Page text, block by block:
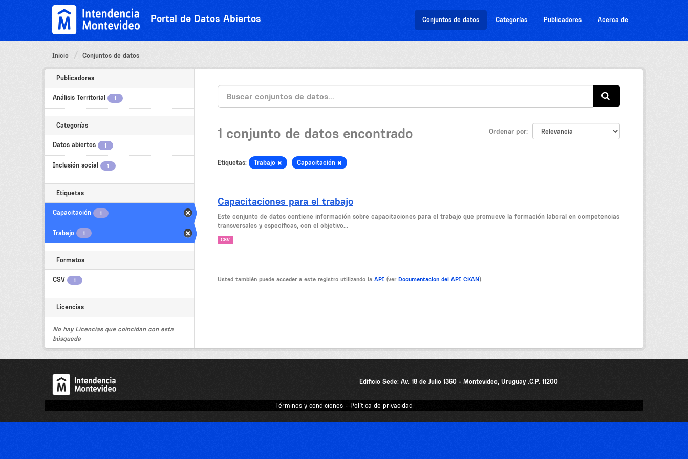
Portal de Datos Abiertos Conjuntos de datos Categorías Publicadores Acerca de
Inicio Conjuntos de datos
Publicadores
Análisis Territorial 1
Categorías
Datos abiertos 1
Inclusión social 1
Etiquetas
Capacitación 1
Trabajo 1
Formatos
CSV 1
Licencias
No hay Licencias que coincidan con esta
búsqueda
Ordenar por
1 conjunto de datos encontrado
Etiquetas: Trabajo Capacitación
Capacitaciones para el trabajo
Este conjunto de datos contiene información sobre capacitaciones para el trabajo que promueve la formación laboral en competencias
transversales y específicas, con el objetivo...
CSV
Usted también puede acceder a este registro utilizando la API (ver Documentacion del API CKAN).
Edificio Sede: Av. 18 de Julio 1360 - Montevideo, Uruguay .C.P. 11200
Términos y condiciones - Política de privacidad